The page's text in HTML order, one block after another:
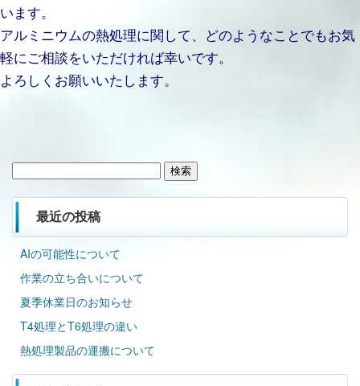
います。
アルミニウムの熱処理に関して、どのようなことでもお気
軽にご相談をいただければ幸いです。
よろしくお願いいたします。
最近の投稿
AIの可能性について
作業の立ち合いについて
夏季休業日のお知らせ
T4処理とT6処理の違い
熱処理製品の運搬について